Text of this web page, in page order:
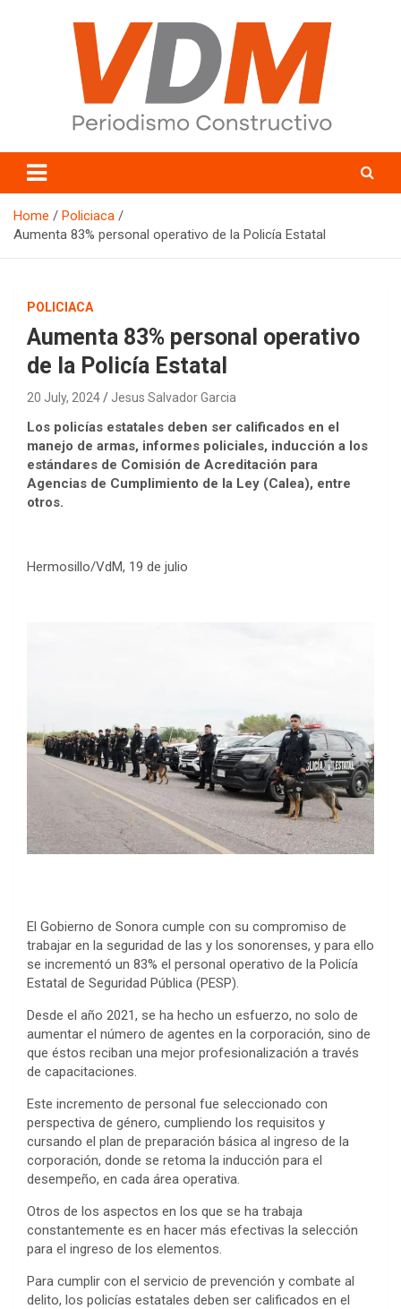
valledelmayo.com
Home
Policiaca
Aumenta 83% personal operativo de la Policía Estatal
POLICIACA
Aumenta 83% personal operativo
de la Policía Estatal
20 July, 2024 Jesus Salvador Garcia
Los policías estatales deben ser calificados en el
manejo de armas, informes policiales, inducción a los
estándares de Comisión de Acreditación para
Agencias de Cumplimiento de la Ley (Calea), entre
otros.
Hermosillo/VdM, 19 de julio
El Gobierno de Sonora cumple con su compromiso de
trabajar en la seguridad de las y los sonorenses, y para ello
se incrementó un 83% el personal operativo de la Policía
Estatal de Seguridad Pública (PESP).
Desde el año 2021, se ha hecho un esfuerzo, no solo de
aumentar el número de agentes en la corporación, sino de
que éstos reciban una mejor profesionalización a través
de capacitaciones.
Este incremento de personal fue seleccionado con
perspectiva de género, cumpliendo los requisitos y
cursando el plan de preparación básica al ingreso de la
corporación, donde se retoma la inducción para el
desempeño, en cada área operativa.
Otros de los aspectos en los que se ha trabaja
constantemente es en hacer más efectivas la selección
para el ingreso de los elementos.
Para cumplir con el servicio de prevención y combate al
delito, los policías estatales deben ser calificados en el